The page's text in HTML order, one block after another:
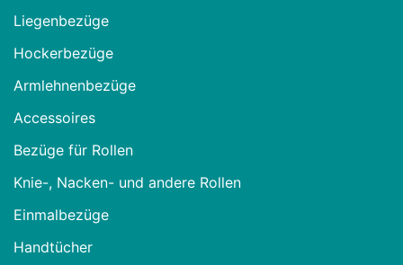
Liegenbezüge
Hockerbezüge
Armlehnenbezüge
Accessoires
Bezüge für Rollen
Knie-, Nacken- und andere Rollen
Einmalbezüge
Handtücher